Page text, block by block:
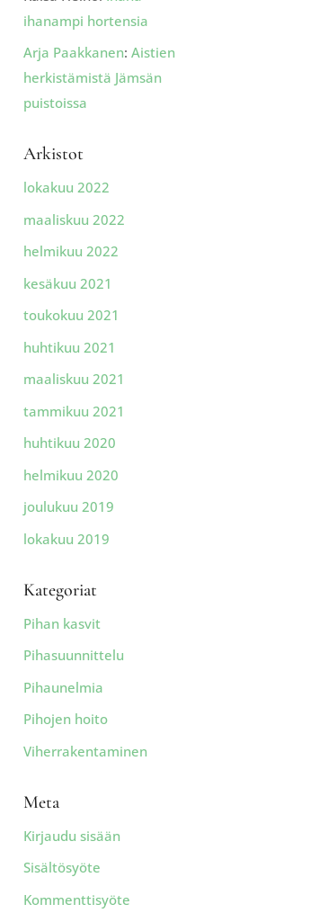
ihanampi hortensia
Arja Paakkanen:Aistien
herkistämistä Jämsän
puistoissa
Arkistot
lokakuu 2022
maaliskuu 2022
helmikuu 2022
kesäkuu 2021
toukokuu 2021
huhtikuu 2021
maaliskuu 2021
tammikuu 2021
huhtikuu 2020
helmikuu 2020
joulukuu 2019
lokakuu 2019
Kategoriat
Pihan kasvit
Pihasuunnittelu
Pihaunelmia
Pihojen hoito
Viherrakentaminen
Meta
Kirjaudu sisään
Sisältösyöte
Kommenttisyöte